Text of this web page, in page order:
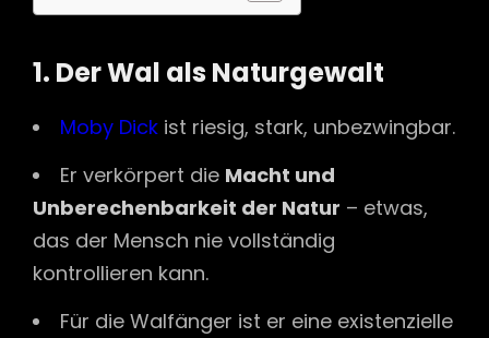
1. Der Wal als Naturgewalt
Moby Dick ist riesig, stark, unbezwingbar.
Er verkörpert die Macht und
Unberechenbarkeit der Natur – etwas,
das der Mensch nie vollständig
kontrollieren kann.
Für die Walfänger ist er eine existenzielle